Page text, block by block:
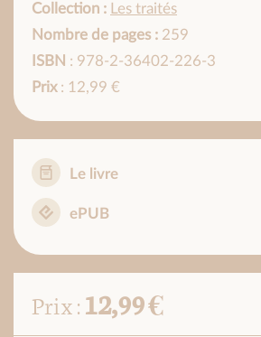
Collection : Les traités
Nombre de pages : 259
ISBN : 978-2-36402-226-3
Prix: 12,99 €
Le livre
ePUB
Prix :12,99 €